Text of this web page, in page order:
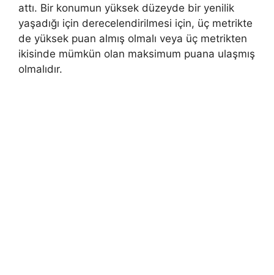
attı. Bir konumun yüksek düzeyde bir yenilik
yaşadığı için derecelendirilmesi için, üç metrikte
de yüksek puan almış olmalı veya üç metrikten
ikisinde mümkün olan maksimum puana ulaşmış
olmalıdır.